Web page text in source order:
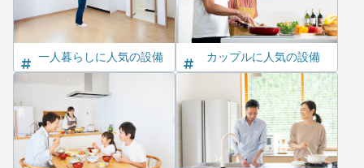
一人暮らしに人気の設備 カップルに人気の設備